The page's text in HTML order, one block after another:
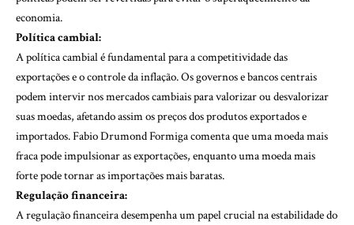
economia.
Política cambial:
A política cambial é fundamental para a competitividade das
exportações e o controle da inflação. Os governos e bancos centrais
podem intervir nos mercados cambiais para valorizar ou desvalorizar
suas moedas, afetando assim os preços dos produtos exportados e
importados. Fabio Drumond Formiga comenta que uma moeda mais
fraca pode impulsionar as exportações, enquanto uma moeda mais
forte pode tornar as importações mais baratas.
Regulação financeira:
A regulação financeira desempenha um papel crucial na estabilidade do